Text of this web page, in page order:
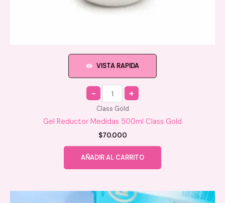
VISTA RAPIDA
Quantity
Class Gold
Gel Reductor Medidas 500ml Class Gold
$70.000
AÑADIR AL CARRITO